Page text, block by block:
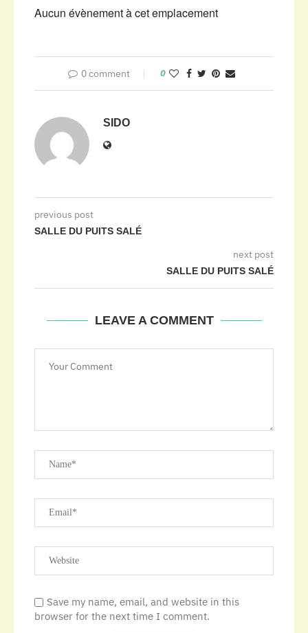
Aucun évènement à cet emplacement
0 comment 0
SIDO
previous post
SALLE DU PUITS SALÉ
next post
SALLE DU PUITS SALÉ
LEAVE A COMMENT
Save my name, email, and website in this
browser for the next time I comment.